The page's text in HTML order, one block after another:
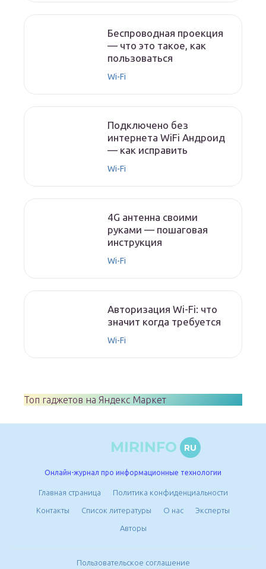
Беспроводная проекция
— что это такое, как
пользоваться
Wi-Fi
Подключено без
интернета WiFi Андроид
— как исправить
Wi-Fi
4G антенна своими
руками — пошаговая
инструкция
Wi-Fi
Авторизация Wi-Fi: что
значит когда требуется
Wi-Fi
Топ гаджетов на Яндекс Маркет
MIRINFO RU
Онлайн-журнал про информационные технологии
Главная страница Политика конфиденциальности
Контакты Список литературы О нас Эксперты
Авторы
Пользовательское соглашение